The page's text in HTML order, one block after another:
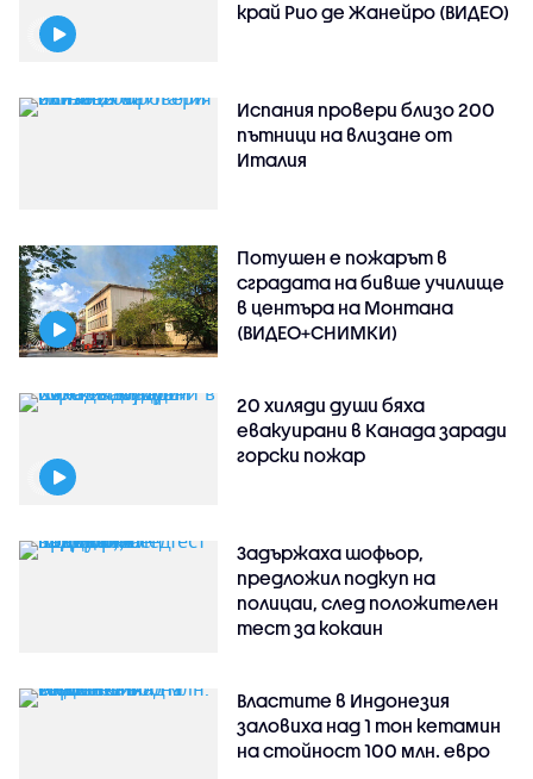
край Рио де Жанейро (ВИДЕО)
Испания провери близо 200
пътници на влизане от
Италия
Потушен е пожарът в
сградата на бивше училище
в центъра на Монтана
(ВИДЕО+СНИМКИ)
20 хиляди души бяха
евакуирани в Канада заради
горски пожар
Задържаха шофьор,
предложил подкуп на
полицаи, след положителен
тест за кокаин
Властите в Индонезия
заловиха над 1 тон кетамин
на стойност 100 млн. евро